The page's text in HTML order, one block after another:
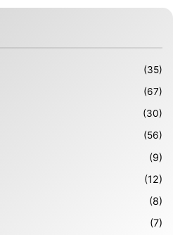
(35)
(67)
(30)
(56)
(9)
(12)
(8)
(7)